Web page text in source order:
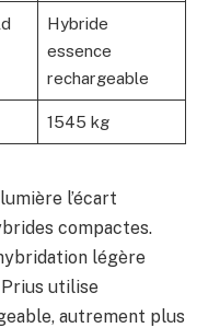
Hybride
essence
rechargeable
1545 kg
l’écart
compactes.
légère
utilise
autrement plus